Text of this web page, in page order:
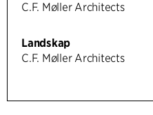
C.F. Møller Architects
Landskap
C.F. Møller Architects